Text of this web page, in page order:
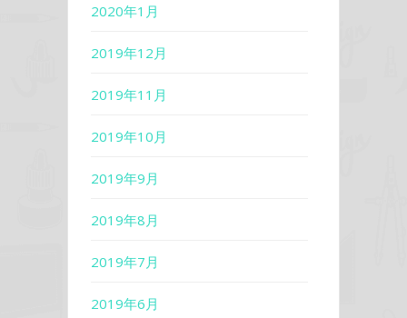
2020年1月
2019年12月
2019年11月
2019年10月
2019年9月
2019年8月
2019年7月
2019年6月